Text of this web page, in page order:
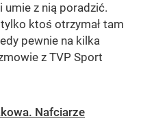
umie z nią poradzić.
ktoś otrzymał tam
pewnie na kilka
z TVP Sport
Nafciarze